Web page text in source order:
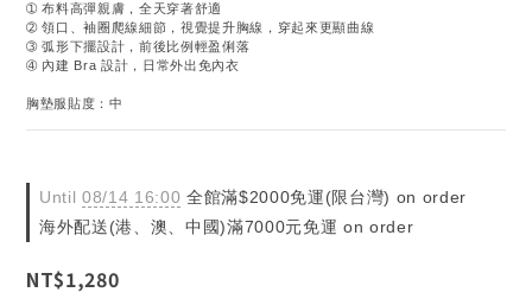
➀ 布料高彈親膚，全天穿著舒適
➁ 領口、袖圈爬線細節，視覺提升胸線，穿起來更顯曲線
➂ 弧形下擺設計，前後比例輕盈俐落
➃ 內建 Bra 設計，日常外出免內衣
胸墊服貼度：中
Until 08/14 16:00 全館滿$2000免運(限台灣) on order
海外配送(港、澳、中國)滿7000元免運 on order
NT$1,280